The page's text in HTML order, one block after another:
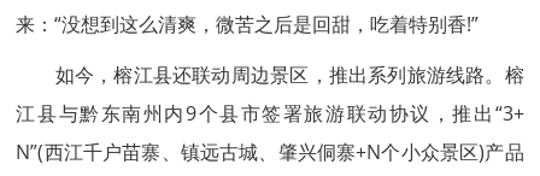
来：“没想到这么清爽，微苦之后是回甜，吃着特别香!”
如今，榕江县还联动周边景区，推出系列旅游线路。榕
江县与黔东南州内9个县市签署旅游联动协议，推出“3+
N”(西江千户苗寨、镇远古城、肇兴侗寨+N个小众景区)产品